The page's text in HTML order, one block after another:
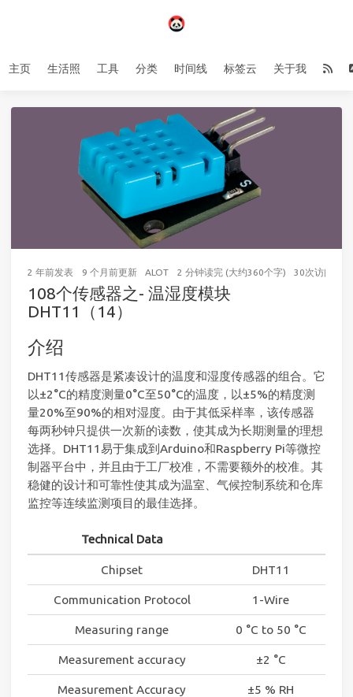
主页 生活照 工具 分类 时间线 标签云 关于我
2 年前发表 9 个月前更新 ALOT 2 分钟读完 (大约360个字) 30次访问
108个传感器之- 温湿度模块
DHT11（14）
介绍
DHT11传感器是紧凑设计的温度和湿度传感器的组合。它
以±2°C的精度测量0°C至50°C的温度，以±5%的精度测
量20%至90%的相对湿度。由于其低采样率，该传感器
每两秒钟只提供一次新的读数，使其成为长期测量的理想
选择。DHT11易于集成到Arduino和Raspberry Pi等微控
制器平台中，并且由于工厂校准，不需要额外的校准。其
稳健的设计和可靠性使其成为温室、气候控制系统和仓库
监控等连续监测项目的最佳选择。
Technical Data
Chipset DHT11
Communication Protocol 1-Wire
Measuring range 0 °C to 50 °C
Measurement accuracy ±2 °C
Measurement Accuracy ±5 % RH